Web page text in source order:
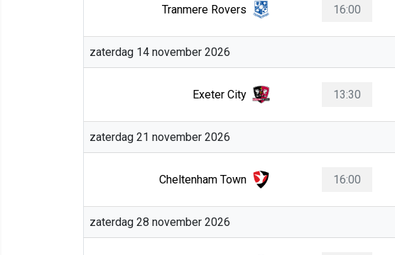
Tranmere Rovers 16:00
zaterdag 14 november 2026
Exeter City 13:30
zaterdag 21 november 2026
Cheltenham Town 16:00
zaterdag 28 november 2026